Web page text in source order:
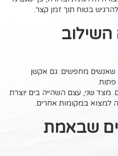
בטוח תוך זמן קצר.
שאנשים מחפשים: גם אקשן
שני, עצם השהייה בים יוצרת
במקומות אחרים.
שבאמת